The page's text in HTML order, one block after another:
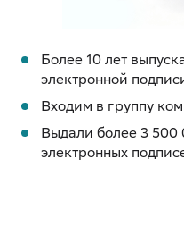
Более 10 лет
электронной
Входим в группу
Выдали более 3
электронных